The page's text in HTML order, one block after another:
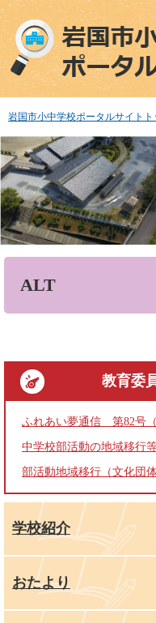
ペ
で
。
メ
ば
て
本
文
へ
岩国市小中学校ポータルサイトト
ALT
教育委
ふれあい夢通信 第82号
中学校部活動の地域移行
部活動地域移行（文化団
学校紹介
おたより